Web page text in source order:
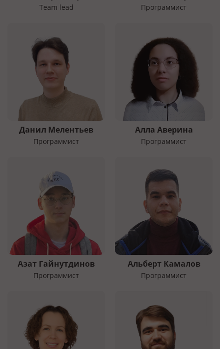
Team lead Программист
Данил Мелентьев
Программист
Алла Аверина
Программист
Азат Гайнутдинов
Программист
Альберт Камалов
Программист